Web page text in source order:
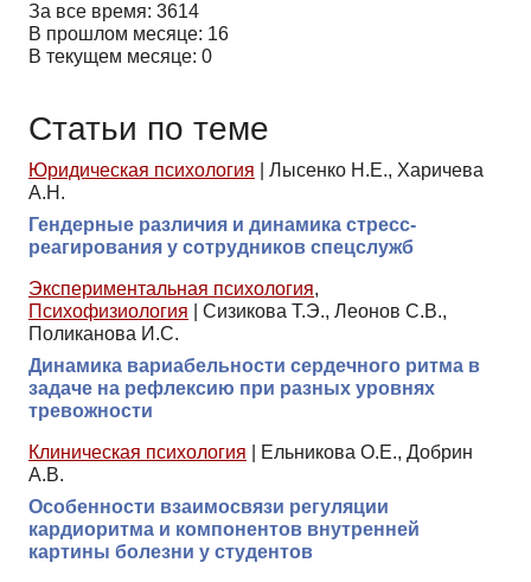
За все время: 3614
В прошлом месяце: 16
В текущем месяце: 0
Статьи по теме
Юридическая психология
Лысенко Н.Е., Харичева
А.Н.
Гендерные различия и динамика стресс-
реагирования у сотрудников спецслужб
Экспериментальная психология,
Психофизиология
Сизикова Т.Э., Леонов С.В.,
Поликанова И.С.
Динамика вариабельности сердечного ритма в
задаче на рефлексию при разных уровнях
тревожности
Клиническая психология
Ельникова О.Е., Добрин
А.В.
Особенности взаимосвязи регуляции
кардиоритма и компонентов внутренней
картины болезни у студентов